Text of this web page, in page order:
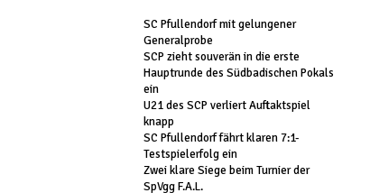
SC Pfullendorf mit gelungener
Generalprobe
SCP zieht souverän in die erste
Hauptrunde des Südbadischen Pokals
ein
U21 des SCP verliert Auftaktspiel
knapp
SC Pfullendorf fährt klaren 7:1-
Testspielerfolg ein
Zwei klare Siege beim Turnier der
SpVgg F.A.L.